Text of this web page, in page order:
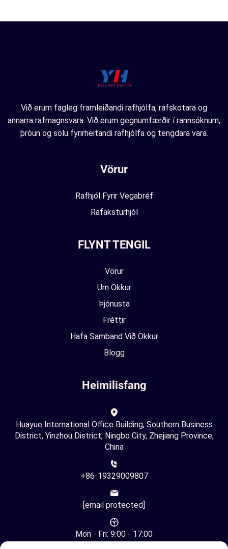
Við erum fagleg framleiðandi rafhjólfa, rafskotara og
annarra rafmagnsvara. Við erum gegnumfærðir í rannsóknum,
þróun og sölu fyrirheitandi rafhjólfa og tengdara vara.
Vörur
Rafhjól Fyrir Vegabréf
Rafaksturhjól
FLYNT TENGIL
Vörur
Um Okkur
Þjónusta
Fréttir
Hafa Samband Við Okkur
Blogg
Heimilisfang
Huayue International Office Building, Southern Business
District, Yinzhou District, Ningbo City, Zhejiang Province,
China
+86-19329009807
[email protected]
Mon - Fri: 9:00 - 17:00